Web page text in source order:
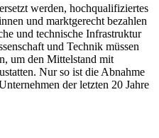
werden, hochqualifiziertes
und marktgerecht bezahlen
und technische Infrastruktur
und Technik müssen
um den Mittelstand mit
Nur so ist die Abnahme
der letzten 20 Jahre